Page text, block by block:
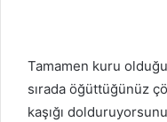
Tamamen kuru
sırada öğüttüğünüz
kaşığı